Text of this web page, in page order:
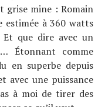
grise mine : Romain
estimée à 360 watts
que dire avec un
Étonnant comme
en superbe depuis
avec une puissance
à moi de tirer des